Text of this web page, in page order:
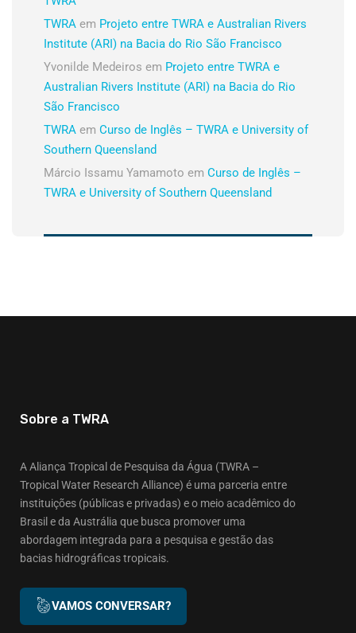
TWRA em Projeto entre TWRA e Australian Rivers
Institute (ARI) na Bacia do Rio São Francisco
Yvonilde Medeiros em Projeto entre TWRA e
Australian Rivers Institute (ARI) na Bacia do Rio
São Francisco
TWRA em Curso de Inglês – TWRA e University of
Southern Queensland
Márcio Issamu Yamamoto em Curso de Inglês –
TWRA e University of Southern Queensland
Sobre a TWRA
A Aliança Tropical de Pesquisa da Água (TWRA –
Tropical Water Research Alliance) é uma parceria entre
instituições (públicas e privadas) e o meio acadêmico do
Brasil e da Austrália que busca promover uma
abordagem integrada para a pesquisa e gestão das
bacias hidrográficas tropicais.
VAMOS CONVERSAR?